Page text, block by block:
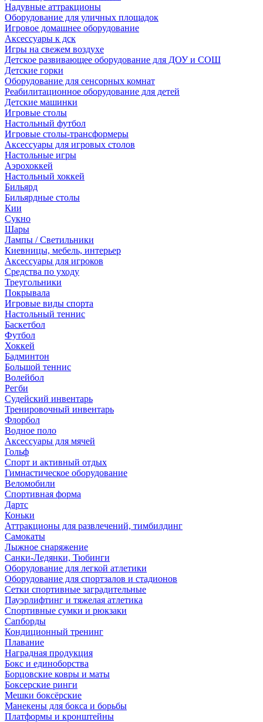
Надувные аттракционы
Оборудование для уличных площадок
Игровое домашнее оборудование
Аксессуары к дск
Игры на свежем воздухе
Детское развивающее оборудование для ДОУ и СОШ
Детские горки
Оборудование для сенсорных комнат
Реабилитационное оборудование для детей
Детские машинки
Игровые столы
Настольный футбол
Игровые столы-трансформеры
Аксессуары для игровых столов
Настольные игры
Аэрохоккей
Настольный хоккей
Бильярд
Бильярдные столы
Кии
Сукно
Шары
Лампы / Светильники
Киевницы, мебель, интерьер
Аксессуары для игроков
Средства по уходу
Треугольники
Покрывала
Игровые виды спорта
Настольный теннис
Баскетбол
Футбол
Хоккей
Бадминтон
Большой теннис
Волейбол
Регби
Судейский инвентарь
Тренировочный инвентарь
Флорбол
Водное поло
Аксессуары для мячей
Гольф
Спорт и активный отдых
Гимнастическое оборудование
Веломобили
Спортивная форма
Дартс
Коньки
Аттракционы для развлечений, тимбилдинг
Самокаты
Лыжное снаряжение
Санки-Ледянки, Тюбинги
Оборудование для легкой атлетики
Оборудование для спортзалов и стадионов
Сетки спортивные заградительные
Пауэрлифтинг и тяжелая атлетика
Спортивные сумки и рюкзаки
Сапборды
Кондиционный тренинг
Плавание
Наградная продукция
Бокс и единоборства
Борцовские ковры и маты
Боксерские ринги
Мешки боксёрские
Манекены для бокса и борьбы
Платформы и кронштейны